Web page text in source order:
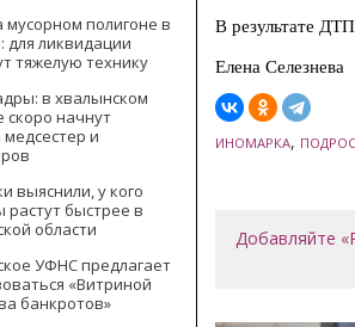
полигоне в
для ликвидации
тяжелую технику
в хвалынском
скоро начнут
медсестер и
выяснили, у кого
растут быстрее в
области
УФНС предлагает
«Витриной
банкротов»
В результате
Елена Селезнева
ИНОМАРКА,
Добавляйте